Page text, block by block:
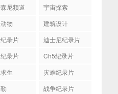
尼频道
宇宙探索
物
建筑设计
录片
迪士尼纪录片
录片
Ch5纪录片
生
灾难纪录片
战争纪录片